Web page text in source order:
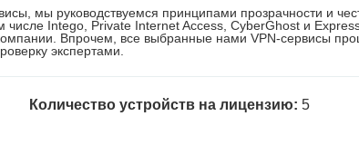
мы руководствуемся принципами прозрачности и
Intego, Private Internet Access, CyberGhost и
Впрочем, все выбранные нами VPN-сервисы
экспертами.
Количество устройств на лицензию: 5